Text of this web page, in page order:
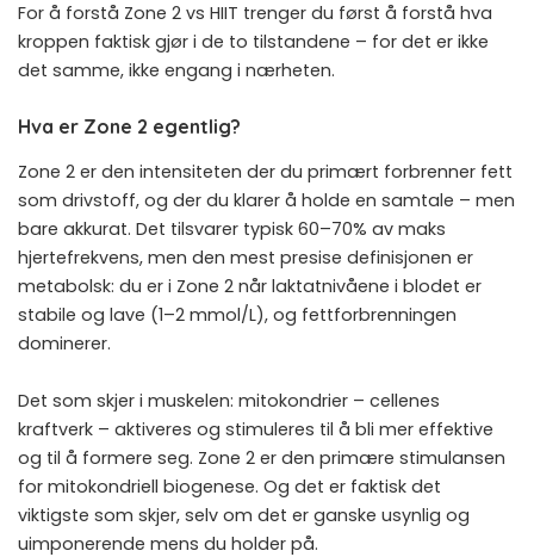
For å forstå Zone 2 vs HIIT trenger du først å forstå hva
kroppen faktisk gjør i de to tilstandene – for det er ikke
det samme, ikke engang i nærheten.
Hva er Zone 2 egentlig?
Zone 2 er den intensiteten der du primært forbrenner fett
som drivstoff, og der du klarer å holde en samtale – men
bare akkurat. Det tilsvarer typisk 60–70% av maks
hjertefrekvens, men den mest presise definisjonen er
metabolsk: du er i Zone 2 når laktatnivåene i blodet er
stabile og lave (1–2 mmol/L), og fettforbrenningen
dominerer.
Det som skjer i muskelen: mitokondrier – cellenes
kraftverk – aktiveres og stimuleres til å bli mer effektive
og til å formere seg. Zone 2 er den primære stimulansen
for mitokondriell biogenese. Og det er faktisk det
viktigste som skjer, selv om det er ganske usynlig og
uimponerende mens du holder på.